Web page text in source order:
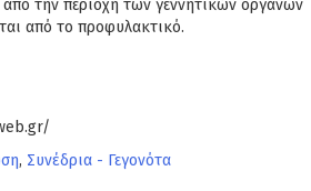
την περιοχή των γεννητικών οργάνων
από το προφυλακτικό.
, Συνέδρια - Γεγονότα